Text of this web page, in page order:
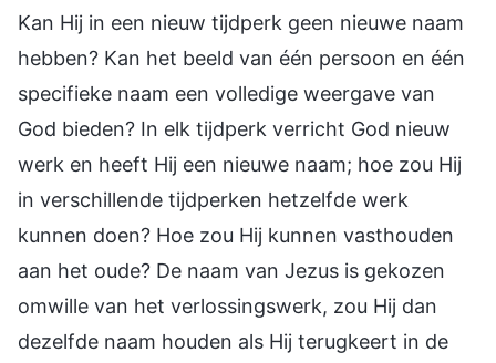
Kan Hij in een nieuw tijdperk geen nieuwe naam
hebben? Kan het beeld van één persoon en één
specifieke naam een volledige weergave van
God bieden? In elk tijdperk verricht God nieuw
werk en heeft Hij een nieuwe naam; hoe zou Hij
in verschillende tijdperken hetzelfde werk
kunnen doen? Hoe zou Hij kunnen vasthouden
aan het oude? De naam van Jezus is gekozen
omwille van het verlossingswerk, zou Hij dan
dezelfde naam houden als Hij terugkeert in de